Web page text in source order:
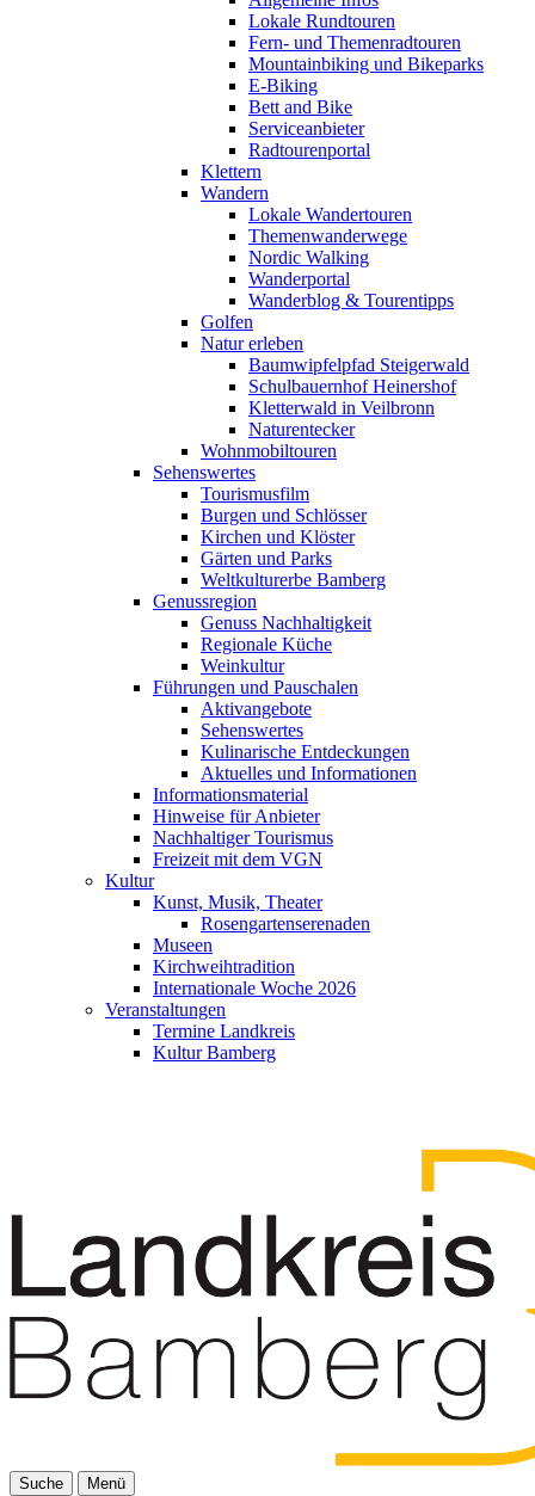
Lokale Rundtouren
Fern- und Themenradtouren
Mountainbiking und Bikeparks
E-Biking
Bett and Bike
Serviceanbieter
Radtourenportal
Klettern
Wandern
Lokale Wandertouren
Themenwanderwege
Nordic Walking
Wanderportal
Wanderblog & Tourentipps
Golfen
Natur erleben
Baumwipfelpfad Steigerwald
Schulbauernhof Heinershof
Kletterwald in Veilbronn
Naturentecker
Wohnmobiltouren
Sehenswertes
Tourismusfilm
Burgen und Schlösser
Kirchen und Klöster
Gärten und Parks
Weltkulturerbe Bamberg
Genussregion
Genuss Nachhaltigkeit
Regionale Küche
Weinkultur
Führungen und Pauschalen
Aktivangebote
Sehenswertes
Kulinarische Entdeckungen
Aktuelles und Informationen
Informationsmaterial
Hinweise für Anbieter
Nachhaltiger Tourismus
Freizeit mit dem VGN
Kultur
Kunst, Musik, Theater
Rosengartenserenaden
Museen
Kirchweihtradition
Internationale Woche 2026
Veranstaltungen
Termine Landkreis
Kultur Bamberg
Suche
Menü